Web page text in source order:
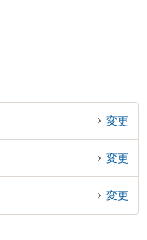
変更
変更
変更